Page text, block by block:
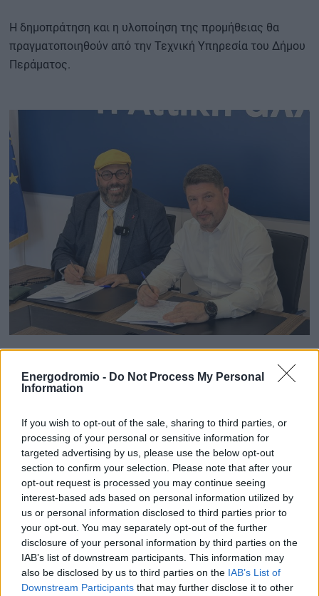
Energodromio - Do Not Process My Personal
Information
If you wish to opt-out of the sale, sharing to third parties, or
processing of your personal or sensitive information for
targeted advertising by us, please use the below opt-out
section to confirm your selection. Please note that after your
opt-out request is processed you may continue seeing
interest-based ads based on personal information utilized by
us or personal information disclosed to third parties prior to
your opt-out. You may separately opt-out of the further
disclosure of your personal information by third parties on the
IAB’s list of downstream participants. This information may
also be disclosed by us to third parties on the IAB’s List of
Downstream Participants that may further disclose it to other
Η δημοπράτηση και η υλοποίηση της προμήθειας θα
πραγματοποιηθούν από την Τεχνική Υπηρεσία του Δήμου
Περάματος.
υποδομές σε κάθε γειτονιά
Χαρδαλιάςυπογράμμισε ότι η αναβάθμιση των αθλητικών
υποδομών αποτελεί στρατηγική προτεραιότητα για την
Περιφέρεια.
Προχωράμε σε παρεμβάσεις που επηρεάζουν άμεσα την
καθημερινότητα των πολιτών, δημιουργούν ευκαιρίες
άθλησης για τη νεολαία και συμβάλλουν στη συνολική
αναβάθμιση της ποιότητας ζωής των κατοίκων»,
ανέφερε χαρακτηριστικά.